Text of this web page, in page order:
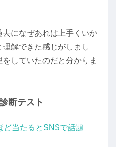
になぜあれは上手くいか
解できた感じがしまし
していたのだと分かりま
断テスト
ど当たるとSNSで話題